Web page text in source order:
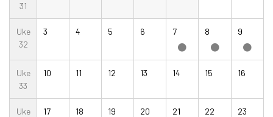
31
Uke
32
3 4 5 6 7 8 9
Uke
33
10 11 12 13 14 15 16
Uke
17 18 19 20 21 22 23